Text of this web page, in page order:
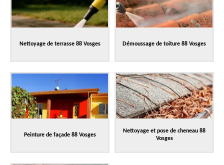
Nettoyage de terrasse 88 Vosges Démoussage de toiture 88 Vosges
Peinture de façade 88 Vosges
Nettoyage et pose de cheneau 88
Vosges